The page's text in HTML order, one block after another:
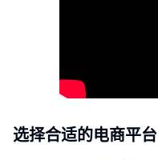
选择合适的电商平台